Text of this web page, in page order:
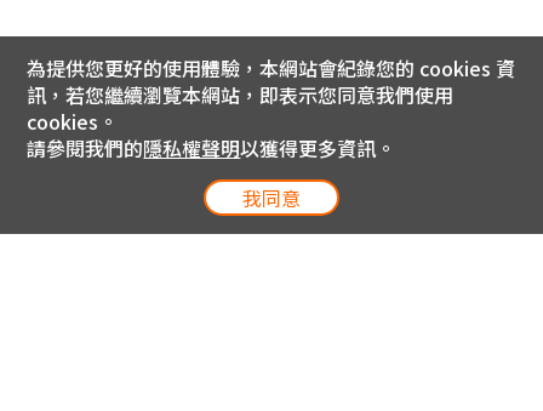
為提供您更好的使用體驗，本網站會紀錄您的 cookies 資
訊，若您繼續瀏覽本網站，即表示您同意我們使用
cookies。
請參閱我們的隱私權聲明以獲得更多資訊。
我同意